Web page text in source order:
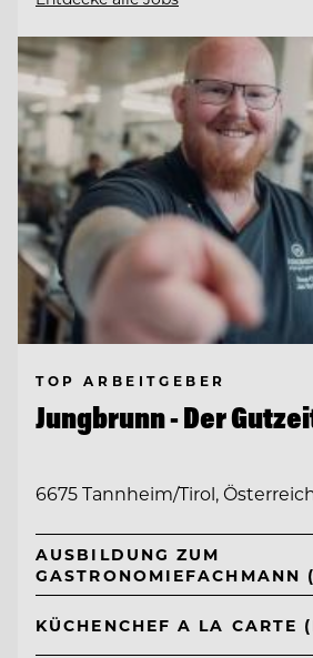
TOP ARBEITGEBER
Jungbrunn - Der
6675 Tannheim/Tirol,
AUSBILDUNG ZUM
GASTRONOMIEFACHMANN
KÜCHENCHEF A LA CARTE